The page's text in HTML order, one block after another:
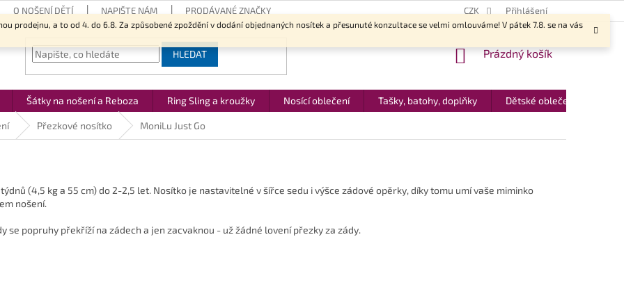
prodejnu, a to od 4. do 6.8. Za způsobené zpoždění v dodání objednaných nosítek a přesunuté konzultace se velmi omlouváme! V pátek 7.8. se na vás
O NOŠENÍ DĚTÍ NAPIŠTE NÁM PRODÁVANÉ ZNAČKY CZK Přihlášení
HLEDAT
NÁKUPNÍ
Prázdný košík
Šátky na nošení a Reboza Ring Sling a kroužky Nosící oblečení Tašky, batohy, doplňky Dětské oblečení
Přezkové nosítko MoniLu Just Go
(4,5 kg a 55 cm) do 2-2,5 let. Nosítko je nastavitelné v šířce sedu i výšce zádové opěrky, díky tomu umí vaše miminko
nošení.
se popruhy překříží na zádech a jen zacvaknou - už žádné lovení přezky za zády.